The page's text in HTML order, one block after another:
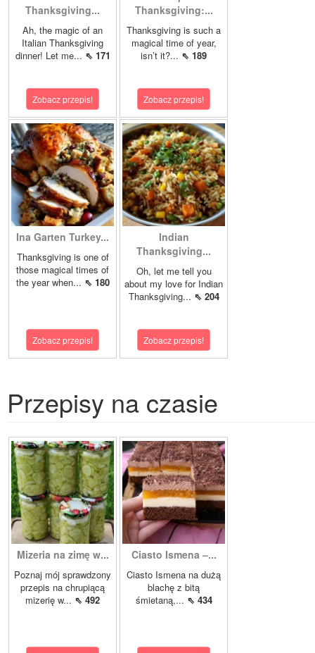
Thanksgiving...
Ah, the magic of an
Italian Thanksgiving
dinner! Let me... ⇖ 171
Zobacz przepis!
Thanksgiving:...
Thanksgiving is such a
magical time of year,
isn’t it?... ⇖ 189
Zobacz przepis!
Ina Garten Turkey...
Thanksgiving is one of
those magical times of
the year when... ⇖ 180
Zobacz przepis!
Indian
Thanksgiving...
Oh, let me tell you
about my love for Indian
Thanksgiving... ⇖ 204
Zobacz przepis!
Przepisy na czasie
Mizeria na zimę w...
Poznaj mój sprawdzony
przepis na chrupiącą
mizerię w... ⇖ 492
Ciasto Ismena –...
Ciasto Ismena na dużą
blachę z bitą
śmietaną,... ⇖ 434